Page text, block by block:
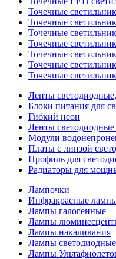
Точечные
Точечные
Точечные
Точечные
Точечные
Точечные
Точечные
Ленты
Блоки питания для
Гибкий неон
Ленты
Модули
Платы с линзой
Профиль для
Радиаторы для
Лампочки
Инфракрасные
Лампы галогенные
Лампы
Лампы накаливания
Лампы
Лампы